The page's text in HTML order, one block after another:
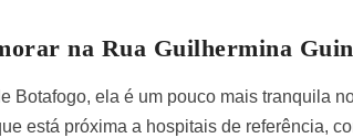
na Rua Guilhermina
Botafogo, ela é um pouco mais tranquila
está próxima a hospitais de referência,